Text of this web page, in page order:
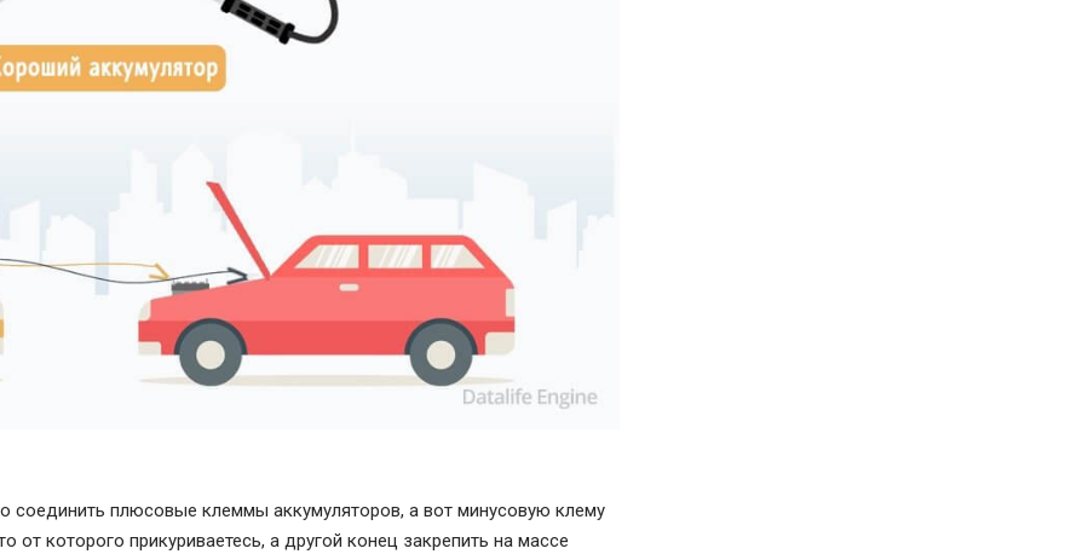
плюсовые клеммы аккумуляторов, а вот минусовую клему
которого прикуриваетесь, а другой конец закрепить на массе